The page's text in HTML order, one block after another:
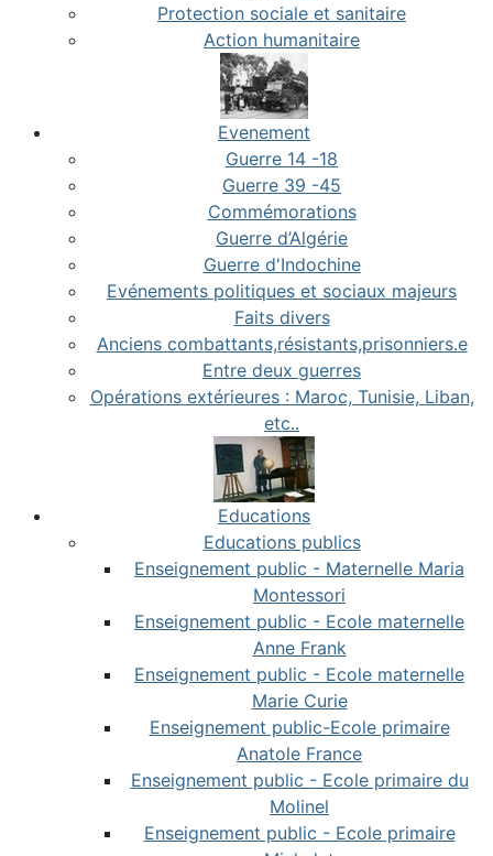
Protection sociale et sanitaire
Action humanitaire
Evenement
Guerre 14 -18
Guerre 39 -45
Commémorations
Guerre d’Algérie
Guerre d'Indochine
Evénements politiques et sociaux majeurs
Faits divers
Anciens combattants,résistants,prisonniers.e
Entre deux guerres
Opérations extérieures : Maroc, Tunisie, Liban,
etc..
Educations
Educations publics
Enseignement public - Maternelle Maria
Montessori
Enseignement public - Ecole maternelle
Anne Frank
Enseignement public - Ecole maternelle
Marie Curie
Enseignement public-Ecole primaire
Anatole France
Enseignement public - Ecole primaire du
Molinel
Enseignement public - Ecole primaire